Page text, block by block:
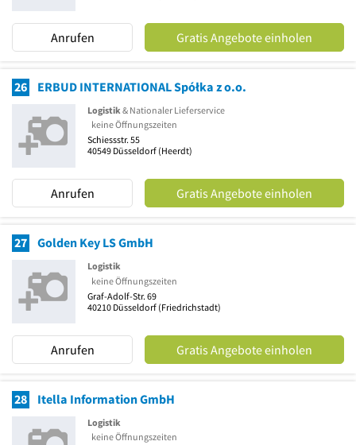
Anrufen Gratis Angebote einholen
26 ERBUD INTERNATIONAL Spółka z o.o.
Logistik & Nationaler Lieferservice
keine Öffnungszeiten
Schiessstr. 55
40549 Düsseldorf (Heerdt)
Anrufen Gratis Angebote einholen
27 Golden Key LS GmbH
Logistik
keine Öffnungszeiten
Graf-Adolf-Str. 69
40210 Düsseldorf (Friedrichstadt)
Anrufen Gratis Angebote einholen
28 Itella Information GmbH
Logistik
keine Öffnungszeiten